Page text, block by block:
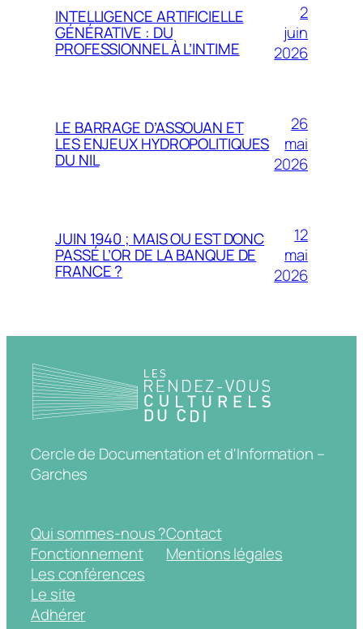
INTELLIGENCE ARTIFICIELLE
GÉNÉRATIVE : DU
PROFESSIONNEL À L’INTIME
2
juin
2026
LE BARRAGE D’ASSOUAN ET
LES ENJEUX HYDROPOLITIQUES
DU NIL
26
mai
2026
JUIN 1940 ; MAIS OU EST DONC
PASSÉ L’OR DE LA BANQUE DE
FRANCE ?
12
mai
2026
Cercle de Documentation et d'Information –
Garches
Qui sommes-nous ?
Fonctionnement
Les conférences
Le site
Adhérer
Contact
Mentions légales